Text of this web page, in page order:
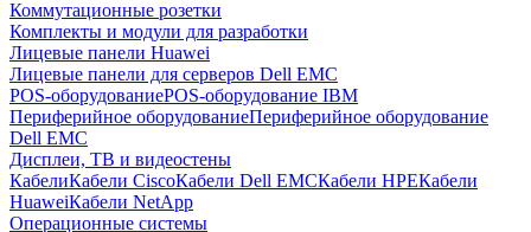
Коммутационные розетки
Комплекты и модули для разработки
Лицевые панели Huawei
Лицевые панели для серверов Dell EMC
POS-оборудованиеPOS-оборудование IBM
Периферийное оборудованиеПериферийное оборудование
Dell EMC
Дисплеи, ТВ и видеостены
КабелиКабели CiscoКабели Dell EMCКабели HPEКабели
HuaweiКабели NetApp
Операционные системы